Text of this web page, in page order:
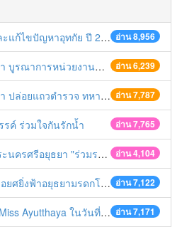
อ่าน 8,956
ก้ไขปัญหาอุทกัย ปี 2561
อ่าน 6,239
ะกอบการร้านค้าที่ยังฝ่าฝืนตั้งร้านค้ารุกล้ำเขตพื้นที่ทางหลวง เตรียมความปลอดภัยก่อนเทศกาลสงกรานต์
อ่าน 7,787
ธารณะ สถานีขนส่งรถโดยสาร วินรถตู้ และสถานีรถไฟ เตรียมรับมือเทศกาลสงกรานต์
อ่าน 7,765
รค์ ร่วมใจกันรักน้ำ
อ่าน 4,104
เปิดไฟหน้า คาดเข็มขัด" เทศกาลสงกรานต์ ปี 2561
อ่าน 7,122
ศยิ่งฟ้าอยุธยามรดกโลก
อ่าน 7,171
ในวันที่ 15 ธันวาคม 2560